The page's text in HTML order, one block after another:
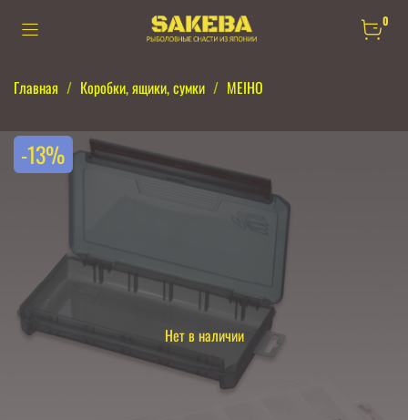
0
Главная Коробки, ящики, сумки MEIHO
Нет в наличии
-13%